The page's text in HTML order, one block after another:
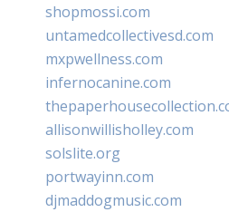
shopmossi.com
untamedcollectivesd.com
mxpwellness.com
infernocanine.com
allisonwillisholley.com
solslite.org
portwayinn.com
djmaddogmusic.com